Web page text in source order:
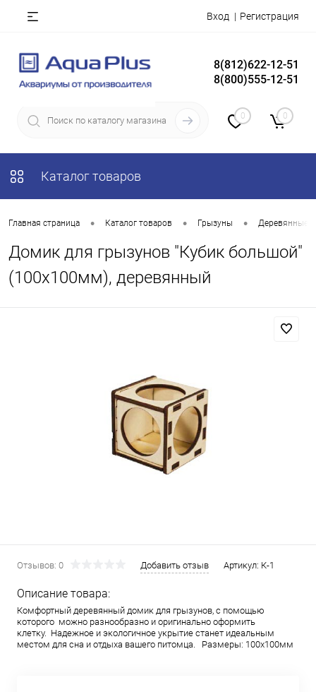
Вход Регистрация
8(812)622-12-51
8(800)555-12-51
0 0
Каталог товаров
Главная страница • Каталог товаров • Грызуны • Деревянные
Домик для грызунов "Кубик большой"
(100х100мм), деревянный
Отзывов: 0 Добавить отзыв Артикул: К-1
Описание товара:
Комфортный деревянный домик для грызунов, с помощью
которого можно разнообразно и оригинально оформить
клетку. Надежное и экологичное укрытие станет идеальным
местом для сна и отдыха вашего питомца. Размеры: 100х100мм